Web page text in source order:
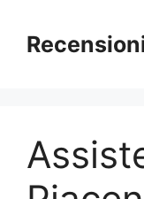
contenuto